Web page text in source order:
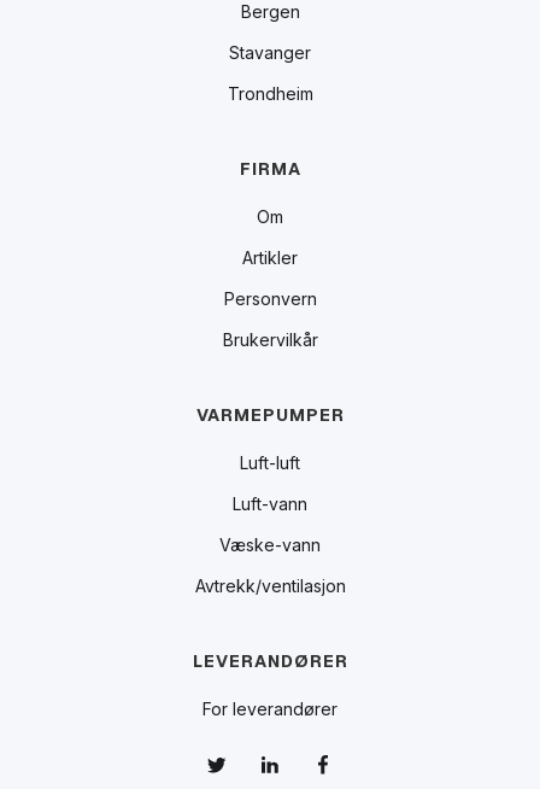
Bergen
Stavanger
Trondheim
FIRMA
Om
Artikler
Personvern
Brukervilkår
VARMEPUMPER
Luft-luft
Luft-vann
Væske-vann
Avtrekk/ventilasjon
LEVERANDØRER
For leverandører